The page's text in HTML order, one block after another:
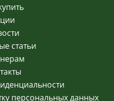
статьи
персональных данных